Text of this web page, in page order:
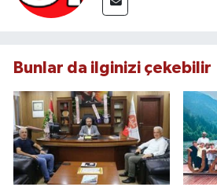
Bunlar da ilginizi çekebilir